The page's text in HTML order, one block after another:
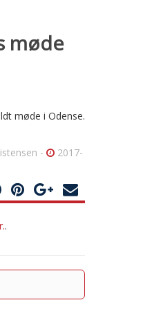
møde
møde i Odense.
-
2017-
.